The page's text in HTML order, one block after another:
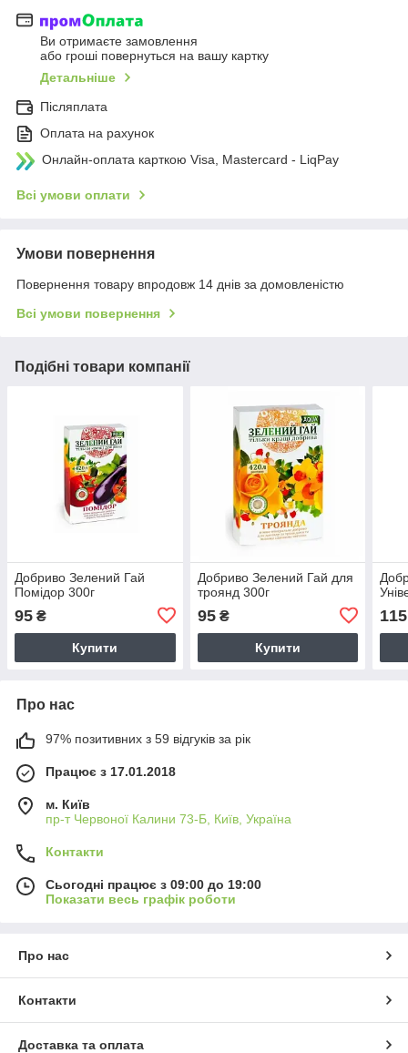
Ви отримаєте замовлення
або гроші повернуться на вашу картку
Детальніше
Післяплата
Оплата на рахунок
Онлайн-оплата карткою Visa, Mastercard - LiqPay
Всі умови оплати
Умови повернення
Повернення товару впродовж 14 днів за домовленістю
Всі умови повернення
Подібні товари компанії
Добриво Зелений Гай
Помідор 300г
95 ₴
Купити
Добриво Зелений Гай для
троянд 300г
95₴
Купити
115
Про нас
97% позитивних з 59 відгуків за рік
Працює з 17.01.2018
м. Київ
пр-т Червоної Калини 73-Б, Київ, Україна
Контакти
Сьогодні працює з 09:00 до 19:00
Показати весь графік роботи
Про нас
Контакти
Доставка та оплата